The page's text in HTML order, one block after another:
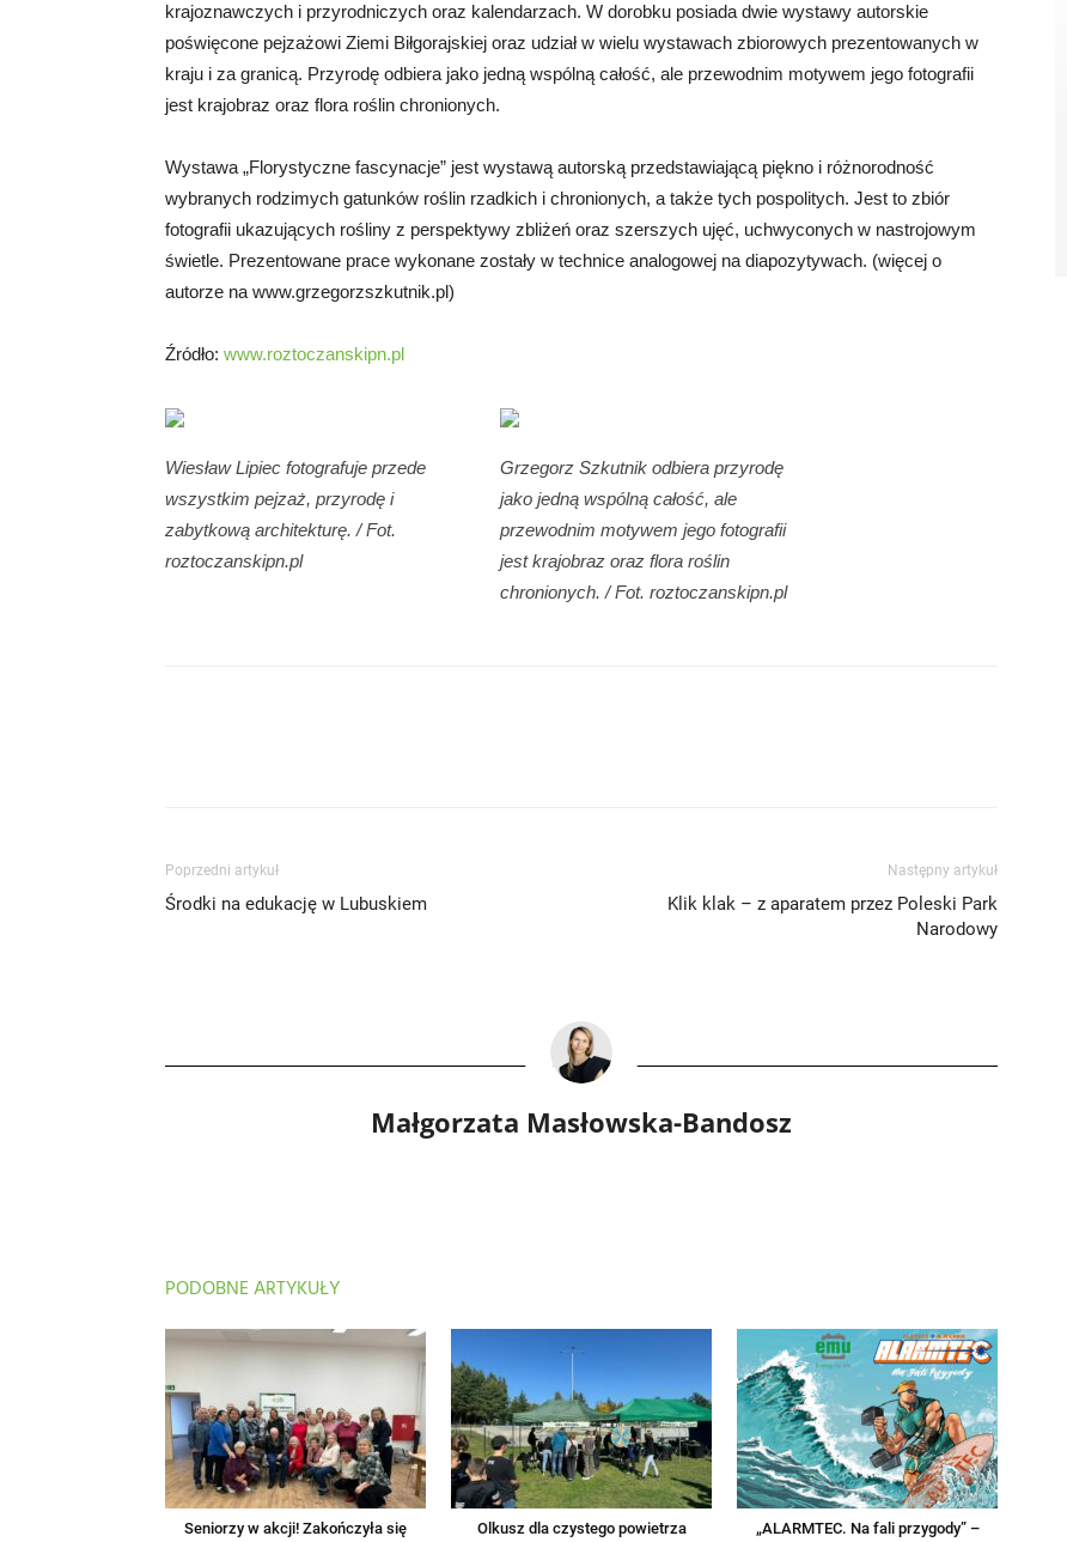
krajoznawczych i przyrodniczych oraz kalendarzach. W dorobku posiada dwie wystawy autorskie
poświęcone pejzażowi Ziemi Biłgorajskiej oraz udział w wielu wystawach zbiorowych prezentowanych w
kraju i za granicą. Przyrodę odbiera jako jedną wspólną całość, ale przewodnim motywem jego fotografii
jest krajobraz oraz flora roślin chronionych.
Wystawa „Florystyczne fascynacje” jest wystawą autorską przedstawiającą piękno i różnorodność
wybranych rodzimych gatunków roślin rzadkich i chronionych, a także tych pospolitych. Jest to zbiór
fotografii ukazujących rośliny z perspektywy zbliżeń oraz szerszych ujęć, uchwyconych w nastrojowym
świetle. Prezentowane prace wykonane zostały w technice analogowej na diapozytywach. (więcej o
autorze na www.grzegorzszkutnik.pl)
Źródło: www.roztoczanskipn.pl
Wiesław Lipiec fotografuje przede
wszystkim pejzaż, przyrodę i
zabytkową architekturę. / Fot.
roztoczanskipn.pl
Grzegorz Szkutnik odbiera przyrodę
jako jedną wspólną całość, ale
przewodnim motywem jego fotografii
jest krajobraz oraz flora roślin
chronionych. / Fot. roztoczanskipn.pl
Poprzedni artykuł
Środki na edukację w Lubuskiem
Następny artykuł
Klik klak – z aparatem przez Poleski Park
Narodowy
Małgorzata Masłowska-Bandosz
PODOBNE ARTYKUŁY
Seniorzy w akcji! Zakończyła się
Olkusz dla czystego powietrza
„ALARMTEC. Na fali przygody” –